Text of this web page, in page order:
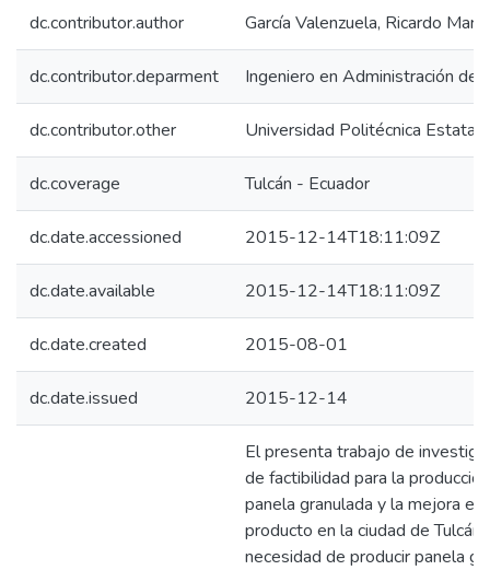
dc.contributor.author García Valenzuela, Ricardo
dc.contributor.deparment Ingeniero en Administración de
dc.contributor.other Universidad Politécnica Estatal
dc.coverage Tulcán - Ecuador
dc.date.accessioned 2015-12-14T18:11:09Z
dc.date.available 2015-12-14T18:11:09Z
dc.date.created 2015-08-01
dc.date.issued 2015-12-14
El presenta trabajo de
de factibilidad para la
panela granulada y la mejora
producto en la ciudad de
necesidad de producir panela